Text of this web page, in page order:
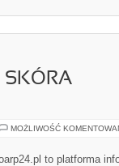
SKÓRA
MOŻLIWOŚĆ
to platforma